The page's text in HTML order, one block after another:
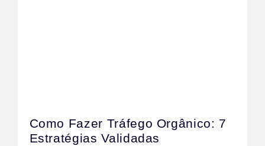
Como Fazer Tráfego Orgânico: 7
Estratégias Validadas